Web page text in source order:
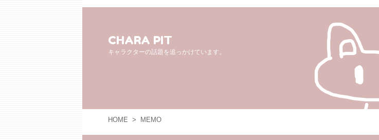
CHARA PIT
キャラクターの話題を追っかけています。
HOME > MEMO